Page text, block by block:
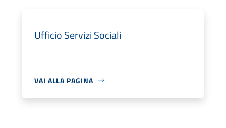
Ufficio Servizi Sociali
VAI ALLA PAGINA